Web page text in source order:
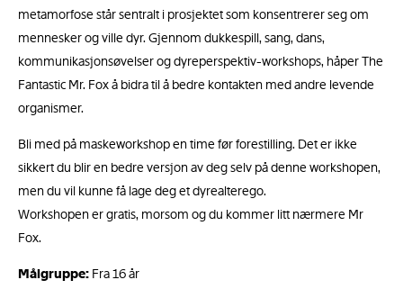
metamorfose står sentralt i prosjektet som konsentrerer seg om
mennesker og ville dyr. Gjennom dukkespill, sang, dans,
kommunikasjonsøvelser og dyreperspektiv-workshops, håper The
Fantastic Mr. Fox å bidra til å bedre kontakten med andre levende
organismer.
Bli med på maskeworkshop en time før forestilling. Det er ikke
sikkert du blir en bedre versjon av deg selv på denne workshopen,
men du vil kunne få lage deg et dyrealterego.
Workshopen er gratis, morsom og du kommer litt nærmere Mr
Fox.
Målgruppe: Fra 16 år